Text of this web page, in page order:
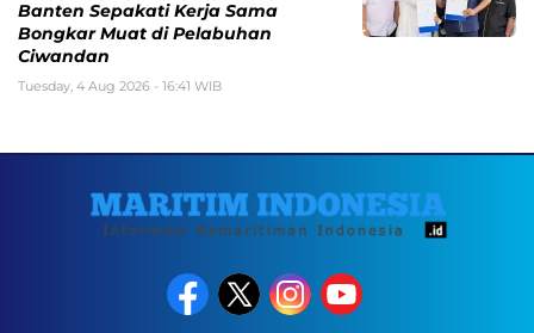
Banten Sepakati Kerja Sama
Bongkar Muat di Pelabuhan
Ciwandan
Tuesday, 4 Aug 2026 - 16:41 WIB